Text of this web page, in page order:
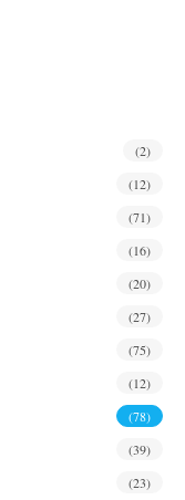
(2)
(12)
(71)
(16)
(20)
(27)
(75)
(12)
(78)
(39)
(23)